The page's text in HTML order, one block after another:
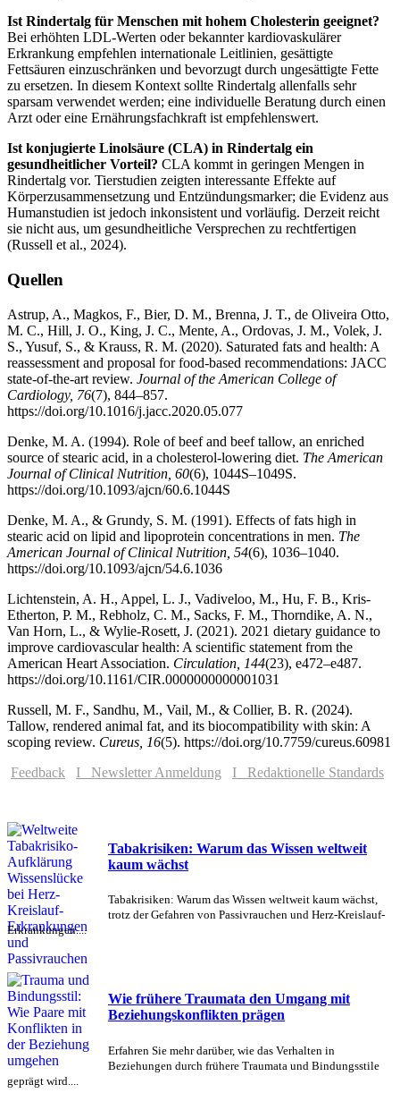
Ist Rindertalg für Menschen mit hohem Cholesterin geeignet?
Bei erhöhten LDL-Werten oder bekannter kardiovaskulärer
Erkrankung empfehlen internationale Leitlinien, gesättigte
Fettsäuren einzuschränken und bevorzugt durch ungesättigte Fette
zu ersetzen. In diesem Kontext sollte Rindertalg allenfalls sehr
sparsam verwendet werden; eine individuelle Beratung durch einen
Arzt oder eine Ernährungsfachkraft ist empfehlenswert.
Ist konjugierte Linolsäure (CLA) in Rindertalg ein
gesundheitlicher Vorteil? CLA kommt in geringen Mengen in
Rindertalg vor. Tierstudien zeigten interessante Effekte auf
Körperzusammensetzung und Entzündungsmarker; die Evidenz aus
Humanstudien ist jedoch inkonsistent und vorläufig. Derzeit reicht
sie nicht aus, um gesundheitliche Versprechen zu rechtfertigen
(Russell et al., 2024).
Quellen
Astrup, A., Magkos, F., Bier, D. M., Brenna, J. T., de Oliveira Otto,
M. C., Hill, J. O., King, J. C., Mente, A., Ordovas, J. M., Volek, J.
S., Yusuf, S., & Krauss, R. M. (2020). Saturated fats and health: A
reassessment and proposal for food-based recommendations: JACC
state-of-the-art review. Journal of the American College of
Cardiology, 76(7), 844–857.
https://doi.org/10.1016/j.jacc.2020.05.077
Denke, M. A. (1994). Role of beef and beef tallow, an enriched
source of stearic acid, in a cholesterol-lowering diet. The American
Journal of Clinical Nutrition, 60(6), 1044S–1049S.
https://doi.org/10.1093/ajcn/60.6.1044S
Denke, M. A., & Grundy, S. M. (1991). Effects of fats high in
stearic acid on lipid and lipoprotein concentrations in men. The
American Journal of Clinical Nutrition, 54(6), 1036–1040.
https://doi.org/10.1093/ajcn/54.6.1036
Lichtenstein, A. H., Appel, L. J., Vadiveloo, M., Hu, F. B., Kris-
Etherton, P. M., Rebholz, C. M., Sacks, F. M., Thorndike, A. N.,
Van Horn, L., & Wylie-Rosett, J. (2021). 2021 dietary guidance to
improve cardiovascular health: A scientific statement from the
American Heart Association. Circulation, 144(23), e472–e487.
https://doi.org/10.1161/CIR.0000000000001031
Russell, M. F., Sandhu, M., Vail, M., & Collier, B. R. (2024).
Tallow, rendered animal fat, and its biocompatibility with skin: A
scoping review. Cureus, 16(5). https://doi.org/10.7759/cureus.60981
Feedback
I Newsletter Anmeldung I Redaktionelle Standards
Tabakrisiken: Warum das Wissen weltweit
kaum wächst
Tabakrisiken: Warum das Wissen weltweit kaum wächst,
trotz der Gefahren von Passivrauchen und Herz-Kreislauf-
Erkrankungen....
Wie frühere Traumata den Umgang mit
Beziehungskonflikten prägen
Erfahren Sie mehr darüber, wie das Verhalten in
Beziehungen durch frühere Traumata und Bindungsstile
geprägt wird....